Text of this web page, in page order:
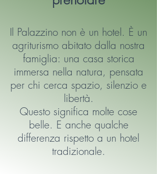
Il Palazzino non è un hotel. È un
agriturismo abitato dalla nostra
famiglia: una casa storica
immersa nella natura, pensata
per chi cerca spazio, silenzio e
libertà.
Questo significa molte cose
belle. E anche qualche
differenza rispetto a un hotel
tradizionale.